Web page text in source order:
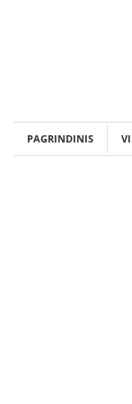
PAGRINDINIS